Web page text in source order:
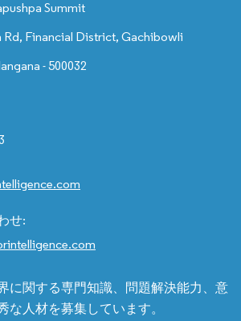
Summit
Rd, Financial District, Gachibowli
- 500032
せ:
に関する専門知識、問題解決能力、意
な人材を募集しています。